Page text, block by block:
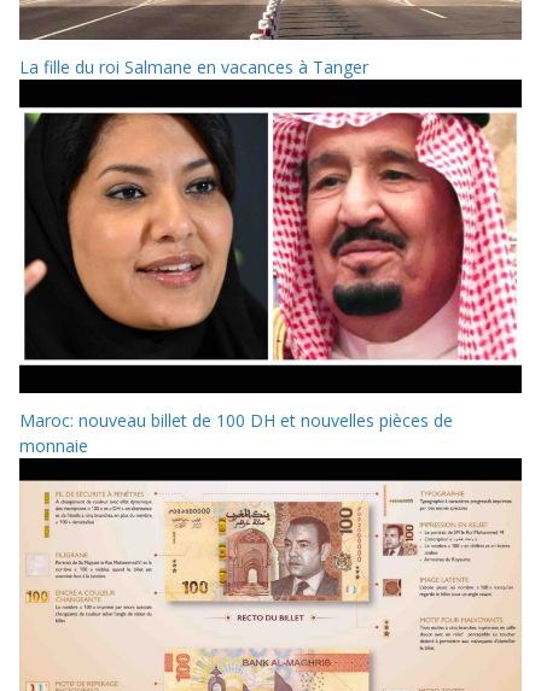
La fille du roi Salmane en vacances à Tanger
Maroc: nouveau billet de 100 DH et nouvelles pièces de
monnaie